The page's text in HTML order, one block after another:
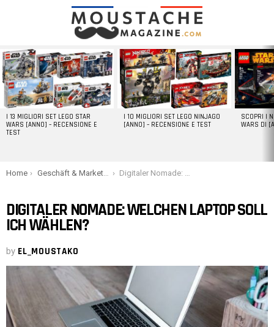
LATEST
STORIES
I 13 MIGLIORI SET LEGO STAR
WARS [ANNO] – RECENSIONE E
TEST
I 10 MIGLIORI SET LEGO NINJAGO
[ANNO] – RECENSIONE E TEST
SCOPRI I
WARS DI
You are here:
Home Geschäft & Marketing Digitaler Nomade: Welchen Laptop soll ich wählen?
DIGITALER NOMADE: WELCHEN LAPTOP SOLL
ICH WÄHLEN?
by EL_MOUSTAKO